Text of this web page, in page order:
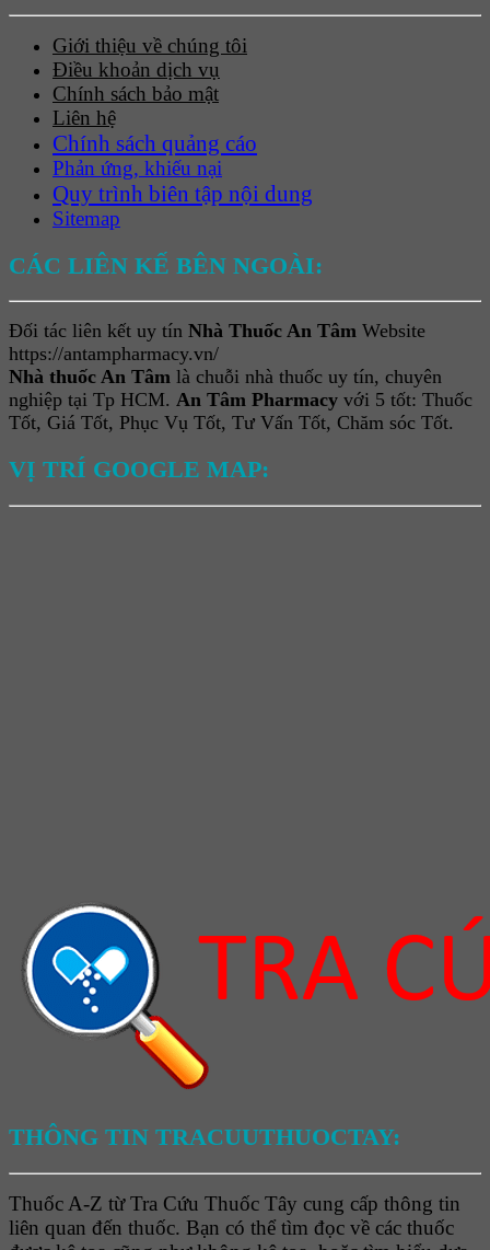
Giới thiệu về chúng tôi
Điều khoản dịch vụ
Chính sách bảo mật
Liên hệ
Chính sách quảng cáo
Phản ứng, khiếu nại
Quy trình biên tập nội dung
Sitemap
CÁC LIÊN KẾ BÊN NGOÀI:
Đối tác liên kết uy tín Nhà Thuốc An Tâm Website
https://antampharmacy.vn/
Nhà thuốc An Tâm là chuỗi nhà thuốc uy tín, chuyên
nghiệp tại Tp HCM. An Tâm Pharmacy với 5 tốt: Thuốc
Tốt, Giá Tốt, Phục Vụ Tốt, Tư Vấn Tốt, Chăm sóc Tốt.
VỊ TRÍ GOOGLE MAP:
THÔNG TIN TRACUUTHUOCTAY:
Thuốc A-Z từ Tra Cứu Thuốc Tây cung cấp thông tin
liên quan đến thuốc. Bạn có thể tìm đọc về các thuốc